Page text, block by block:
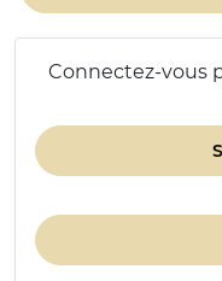
Connectez-vous